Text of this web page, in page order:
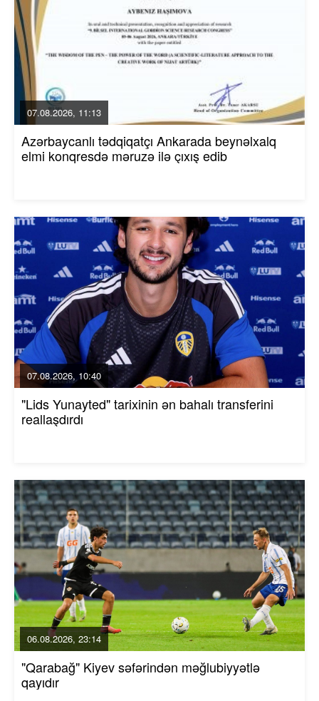
07.08.2026, 11:13
Azərbaycanlı tədqiqatçı Ankarada beynəlxalq
elmi konqresdə məruzə ilə çıxış edib
07.08.2026, 10:40
"Lids Yunayted" tarixinin ən bahalı transferini
reallaşdırdı
06.08.2026, 23:14
"Qarabağ" Kiyev səfərindən məğlubiyyətlə
qayıdır